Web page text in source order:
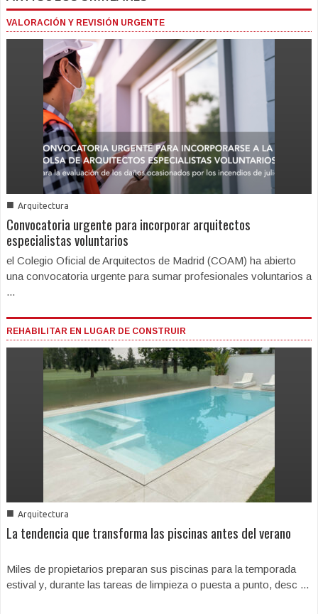
VALORACIÓN Y REVISIÓN URGENTE
■ Arquitectura
Convocatoria urgente para incorporar arquitectos
especialistas voluntarios
el Colegio Oficial de Arquitectos de Madrid (COAM) ha abierto
una convocatoria urgente para sumar profesionales voluntarios a
...
REHABILITAR EN LUGAR DE CONSTRUIR
■ Arquitectura
La tendencia que transforma las piscinas antes del verano
Miles de propietarios preparan sus piscinas para la temporada
estival y, durante las tareas de limpieza o puesta a punto, desc ...